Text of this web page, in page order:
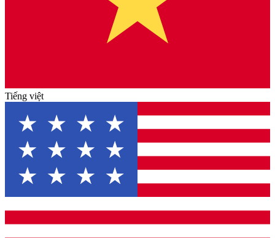
Tiếng việt